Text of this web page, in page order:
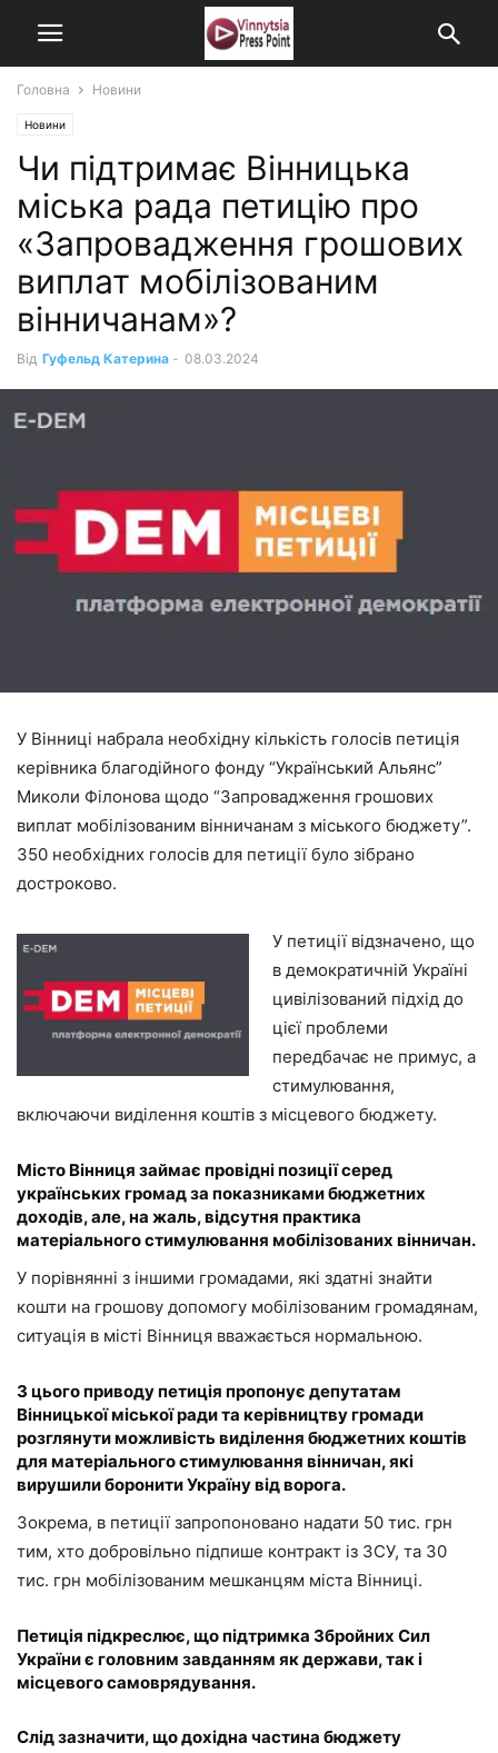
Головна Новини
Новини
Чи підтримає Вінницька
міська рада петицію про
«Запровадження грошових
виплат мобілізованим
вінничанам»?
Від Гуфельд Катерина - 08.03.2024
У Вінниці набрала необхідну кількість голосів петиція
керівника благодійного фонду “Український Альянс”
Миколи Філонова щодо “Запровадження грошових
виплат мобілізованим вінничанам з міського бюджету”.
350 необхідних голосів для петиції було зібрано
достроково.
У петиції відзначено, що
в демократичній Україні
цивілізований підхід до
цієї проблеми
передбачає не примус, а
стимулювання,
включаючи виділення коштів з місцевого бюджету.
Місто Вінниця займає провідні позиції серед
українських громад за показниками бюджетних
доходів, але, на жаль, відсутня практика
матеріального стимулювання мобілізованих вінничан.
У порівнянні з іншими громадами, які здатні знайти
кошти на грошову допомогу мобілізованим громадянам,
ситуація в місті Вінниця вважається нормальною.
З цього приводу петиція пропонує депутатам
Вінницької міської ради та керівництву громади
розглянути можливість виділення бюджетних коштів
для матеріального стимулювання вінничан, які
вирушили боронити Україну від ворога.
Зокрема, в петиції запропоновано надати 50 тис. грн
тим, хто добровільно підпише контракт із ЗСУ, та 30
тис. грн мобілізованим мешканцям міста Вінниці.
Петиція підкреслює, що підтримка Збройних Сил
України є головним завданням як держави, так і
місцевого самоврядування.
Слід зазначити, що дохідна частина бюджету